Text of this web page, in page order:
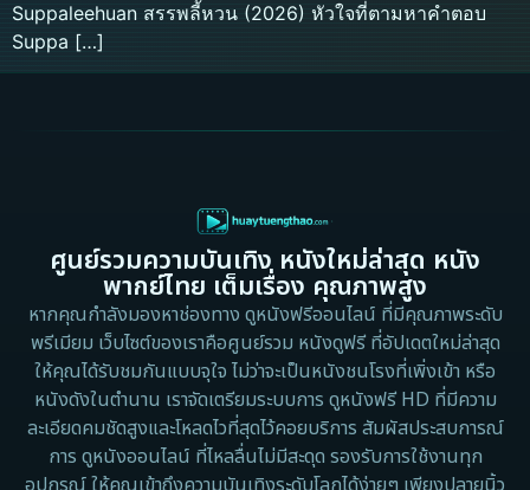
Suppaleehuan สรรพลี้หวน (2026) หัวใจที่ตามหาคำตอบ
Suppa […]
ศูนย์รวมความบันเทิง หนังใหม่ล่าสุด หนัง
พากย์ไทย เต็มเรื่อง คุณภาพสูง
หากคุณกำลังมองหาช่องทาง ดูหนังฟรีออนไลน์ ที่มีคุณภาพระดับ
พรีเมียม เว็บไซต์ของเราคือศูนย์รวม หนังดูฟรี ที่อัปเดตใหม่ล่าสุด
ให้คุณได้รับชมกันแบบจุใจ ไม่ว่าจะเป็นหนังชนโรงที่เพิ่งเข้า หรือ
หนังดังในตำนาน เราจัดเตรียมระบบการ ดูหนังฟรี HD ที่มีความ
ละเอียดคมชัดสูงและโหลดไวที่สุดไว้คอยบริการ สัมผัสประสบการณ์
การ ดูหนังออนไลน์ ที่ไหลลื่นไม่มีสะดุด รองรับการใช้งานทุก